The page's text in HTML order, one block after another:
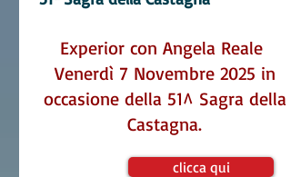
Experior con Angela Reale
Venerdì 7 Novembre 2025 in
occasione della 51^ Sagra della
Castagna.
clicca qui